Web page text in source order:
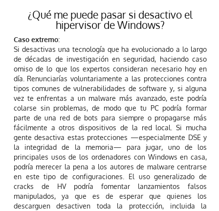
¿Qué me puede pasar si desactivo el
hipervisor de Windows?
Caso extremo:
Si desactivas una tecnología que ha evolucionado a lo largo
de décadas de investigación en seguridad, haciendo caso
omiso de lo que los expertos consideran necesario hoy en
día. Renunciarías voluntariamente a las protecciones contra
tipos comunes de vulnerabilidades de software y, si alguna
vez te enfrentas a un malware más avanzado, este podría
colarse sin problemas, de modo que tu PC podría formar
parte de una red de bots para siempre o propagarse más
fácilmente a otros dispositivos de la red local. Si mucha
gente desactiva estas protecciones —especialmente DSE y
la integridad de la memoria— para jugar, uno de los
principales usos de los ordenadores con Windows en casa,
podría merecer la pena a los autores de malware centrarse
en este tipo de configuraciones. El uso generalizado de
cracks de HV podría fomentar lanzamientos falsos
manipulados, ya que es de esperar que quienes los
descarguen desactiven toda la protección, incluida la